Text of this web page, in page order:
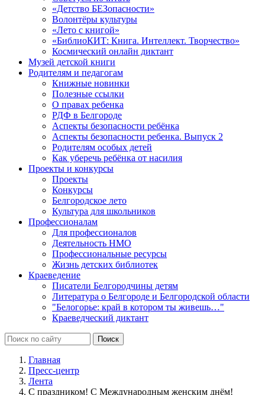
«Детство БЕЗопасности»
Волонтёры культуры
«Лето с книгой»
«БиблиоКИТ: Книга. Интеллект. Творчество»
Космический онлайн диктант
Музей детской книги
Родителям и педагогам
Книжные новинки
Полезные ссылки
О правах ребенка
РДФ в Белгороде
Аспекты безопасности ребёнка
Аспекты безопасности ребенка. Выпуск 2
Родителям особых детей
Как уберечь ребёнка от насилия
Проекты и конкурсы
Проекты
Конкурсы
Белгородское лето
Культура для школьников
Профессионалам
Для профессионалов
Деятельность НМО
Профессиональные ресурсы
Жизнь детских библиотек
Краеведение
Писатели Белгородчины детям
Литература о Белгороде и Белгородской области
"Белогорье: край в котором ты живешь…"
Краеведческий диктант
Главная
Пресс-центр
Лента
С праздником! С Международным женским днём!